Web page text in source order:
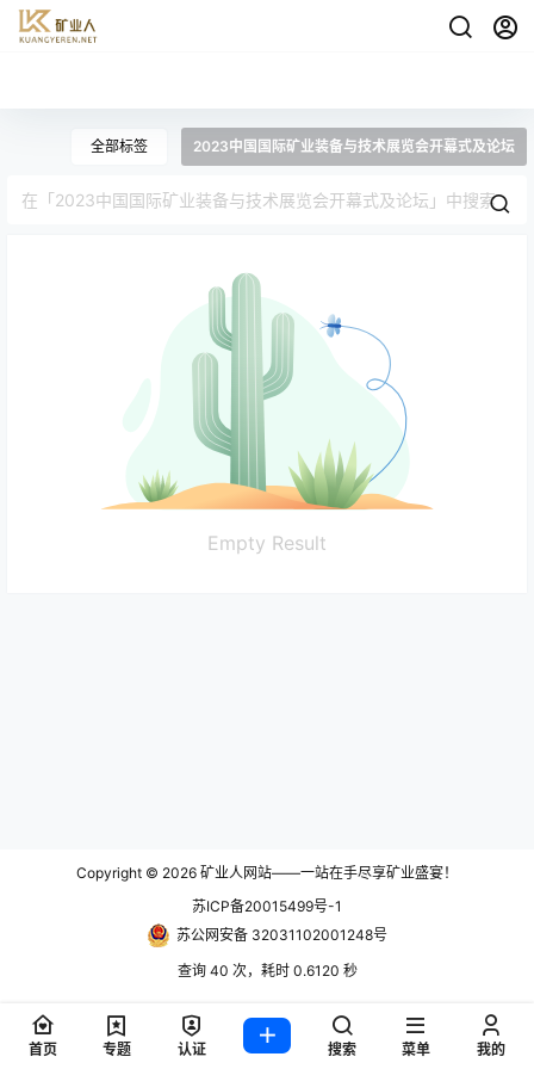
全部标签 2023中国国际矿业装备与技术展览会开幕式及论坛
Empty Result
Copyright © 2026 矿业人网站——一站在手尽享矿业盛宴！
苏ICP备20015499号-1
苏公网安备 32031102001248号
查询 40 次，耗时 0.6120 秒
首页 专题 认证 搜索 菜单 我的